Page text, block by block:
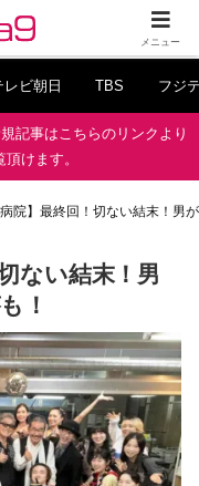
レビ朝日 TBS フジ
記事はこちらのリンクより
けます。
病院】最終回！切ない結末！男
ない結末！男
！
メニュー